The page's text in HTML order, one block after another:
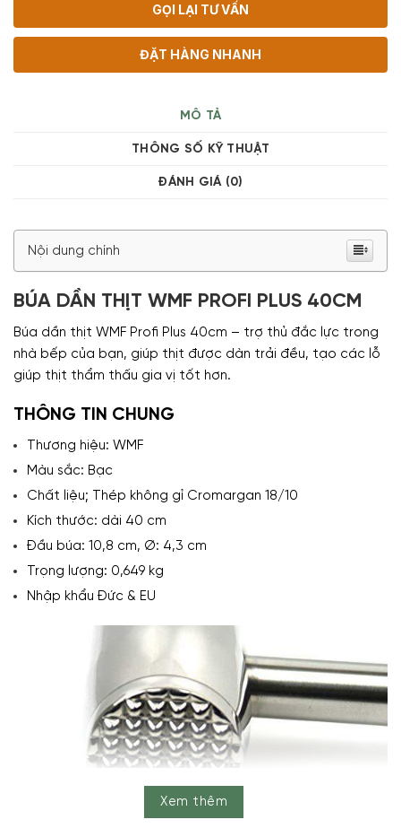
GỌI LẠI TƯ VẤN
ĐẶT HÀNG NHANH
MÔ TẢ
THÔNG SỐ KỸ THUẬT
ĐÁNH GIÁ (0)
Nội dung chính
BÚA DẦN THỊT WMF PROFI PLUS 40CM
Búa dần thịt WMF Profi Plus 40cm – trợ thủ đắc lực trong
nhà bếp của bạn, giúp thịt được dàn trải đều, tạo các lỗ
giúp thịt thẩm thấu gia vị tốt hơn.
THÔNG TIN CHUNG
Thương hiệu: WMF
Màu sắc: Bạc
Chất liệu; Thép không gỉ Cromargan 18/10
Kích thước: dài 40 cm
Đầu búa: 10,8 cm, Ø: 4,3 cm
Trọng lượng: 0,649 kg
Nhập khẩu Đức & EU
Xem thêm